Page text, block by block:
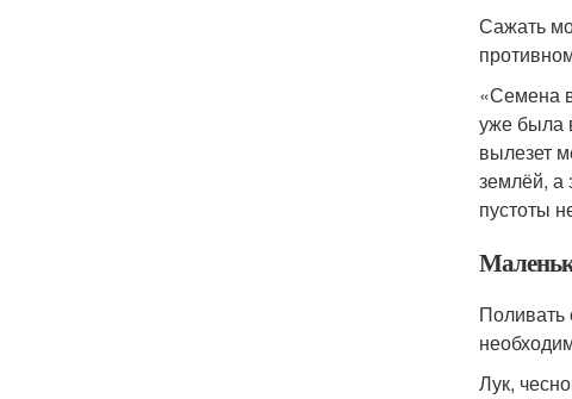
Сажать
«Семена
уже была
вылезет
землёй, а
пустоты
Поливать
Лук,